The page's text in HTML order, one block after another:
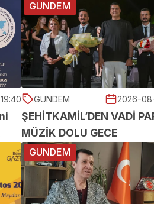
GUNDEM 2026-
ŞEHİTKAMİL’DEN VADİ
MÜZİK DOLU GECE
GUNDEM
GUNDEM